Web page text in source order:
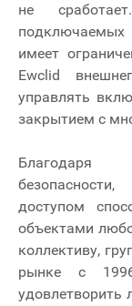
не
подключаемых
имеет
Ewclid
управлять
закрытием с
Благодаря
доступом
объектами
коллективу,
рынке с
удовлетворить